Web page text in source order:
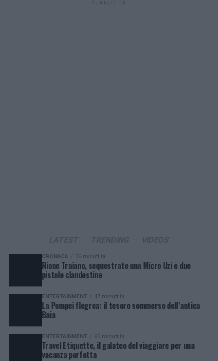
PUBBLICITÀ
CRONACA 26 minuti fa
Rione Traiano, sequestrate una Micro Uzi e due
pistole clandestine
ENTERTAINMENT 47 minuti fa
La Pompei flegrea: il tesoro sommerso dell’antica
Baia
ENTERTAINMENT 60 minuti fa
Travel Etiquette, il galateo del viaggiare per una
vacanza perfetta